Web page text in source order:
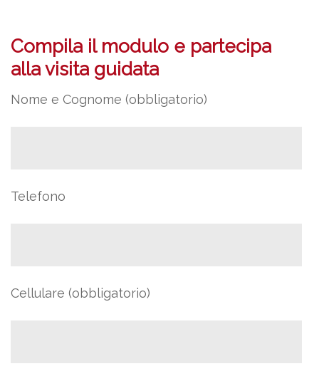
Compila il modulo e partecipa
alla visita guidata
Nome e Cognome (obbligatorio)
Telefono
Cellulare (obbligatorio)